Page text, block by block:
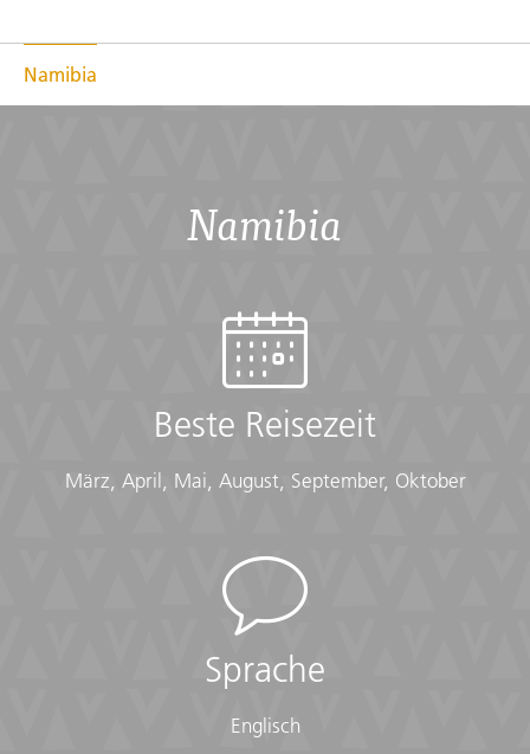
Namibia
Namibia
Beste Reisezeit
März, April, Mai, August, September, Oktober
Sprache
Englisch